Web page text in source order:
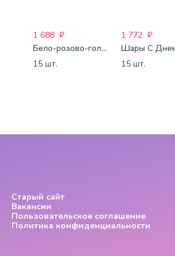
1 688 ₽
Бело-розово-голубые шары-пастель
15 шт.
1 772 ₽
15 шт.
Старый сайт
Вакансии
Пользовательское соглашение
Политика конфиденциальности